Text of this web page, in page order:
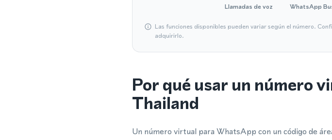
Llamadas de voz WhatsApp
Las funciones disponibles pueden variar según el número.
adquirirlo.
Por qué usar un número
Thailand
Un número virtual para WhatsApp con un código de